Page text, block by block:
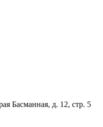
Басманная, д. 12, стр. 5